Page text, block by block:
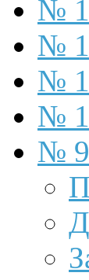
№
№
№
№
№